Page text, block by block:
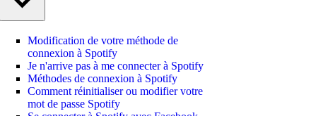
Modification de votre méthode de
connexion à Spotify
Je n'arrive pas à me connecter à Spotify
Méthodes de connexion à Spotify
Comment réinitialiser ou modifier votre
mot de passe Spotify